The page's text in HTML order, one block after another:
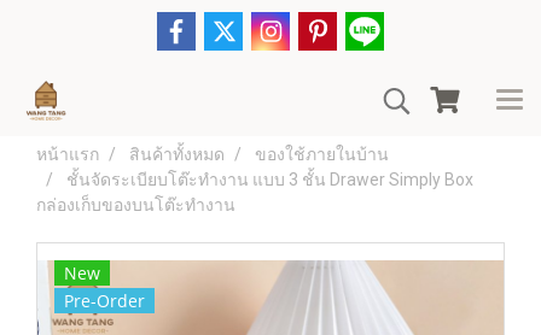
หน้าแรก สินค้าทั้งหมด
ของใช้ภายในบ้าน
ชั้นจัดระเบียบโต๊ะทำงาน แบบ 3 ชั้น Drawer Simply Box
กล่องเก็บของบนโต๊ะทำงาน
New
Pre-Order